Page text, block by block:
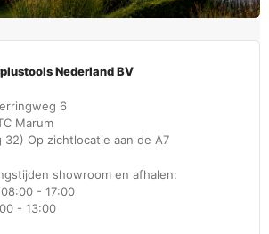
Nederland BV
6
Marum
32) Op zichtlocatie aan de A7
showroom en afhalen:
- 17:00
- 13:00